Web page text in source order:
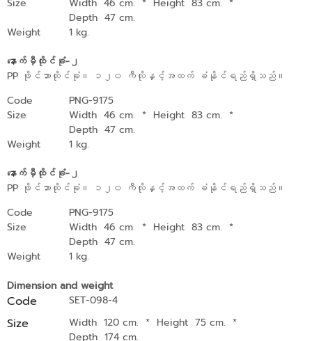
Depth 47 cm.
Weight
1 kg.
နောက်မှီထိုင်ခုံ-၂
PP ဖိုင်ဘာထိုင်ခုံ။ ၁၂၀ ကီလိုနှင့်အထက် ခံနိုင်ရည်ရှိသည်။
Code
PNG-9175
Size
Width 46 cm. * Height 83 cm. *
Depth 47 cm.
Weight
1 kg.
နောက်မှီထိုင်ခုံ-၂
PP ဖိုင်ဘာထိုင်ခုံ။ ၁၂၀ ကီလိုနှင့်အထက် ခံနိုင်ရည်ရှိသည်။
Code
PNG-9175
Size
Width 46 cm. * Height 83 cm. *
Depth 47 cm.
Weight
1 kg.
Dimension and weight
Code SET-098-4
Size Width 120 cm. * Height 75 cm. *
Depth 174 cm.